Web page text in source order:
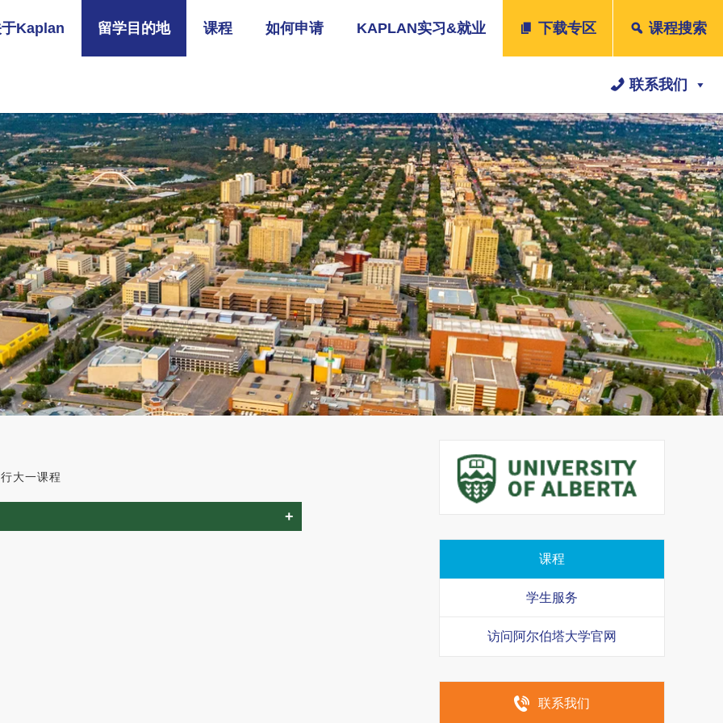
Kaplan 留学目的地 课程 如何申请 KAPLAN实习&就业 下载专区 课程搜索
联系我们
大一课程
课程
学生服务
访问阿尔伯塔大学官网
联系我们